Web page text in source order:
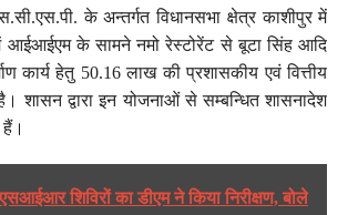
के अन्तर्गत विधानसभा क्षेत्र काशीपुर में
आईआईएम के सामने नमो रेस्टोरेंट से बूटा सिंह आदि
कार्य हेतु 50.16 लाख की प्रशासकीय एवं वित्तीय
शासन द्वारा इन योजनाओं से सम्बन्धित शासनादेश
हैं।
शिविरों का डीएम ने किया निरीक्षण, बोले